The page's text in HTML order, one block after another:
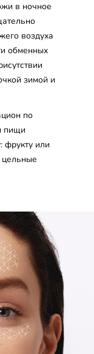
в ночное
воздуха
обменных
зимой и
по
пищи
фрукту или